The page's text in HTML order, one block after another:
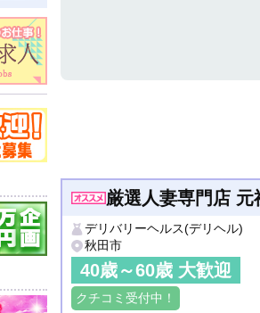
厳選人妻専門店 元
デリバリーヘルス(デリヘル)
秋田市
40歳～60歳 大歓迎
クチコミ受付中！